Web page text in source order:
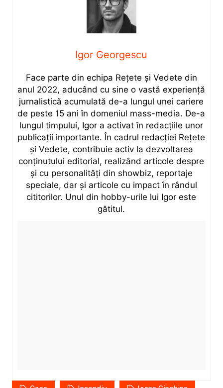
Igor Georgescu
Face parte din echipa Rețete și Vedete din
anul 2022, aducând cu sine o vastă experiență
jurnalistică acumulată de-a lungul unei cariere
de peste 15 ani în domeniul mass-media. De-a
lungul timpului, Igor a activat în redacțiile unor
publicații importante. În cadrul redacției Rețete
și Vedete, contribuie activ la dezvoltarea
conținutului editorial, realizând articole despre
și cu personalități din showbiz, reportaje
speciale, dar și articole cu impact în rândul
cititorilor. Unul din hobby-urile lui Igor este
gătitul.